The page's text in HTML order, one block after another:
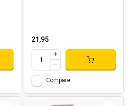
21,95
Compare